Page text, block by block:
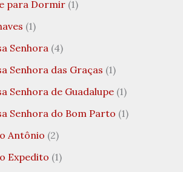
para Dormir(1)
(1)
Senhora(4)
Senhora das Graças (1)
Senhora de Guadalupe(1)
Senhora do Bom Parto (1)
Antônio (2)
Expedito (1)